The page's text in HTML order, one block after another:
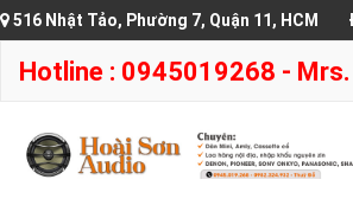
516 Nhật Tảo, Phường 7, Quận 11, HCM
Hotline : 0945019268 -